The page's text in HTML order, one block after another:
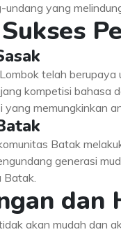
undang yang
telah
kompetisi bahasa
yang memungkinkan
Batak
generasi
Batak.
dan
akan mudah dan